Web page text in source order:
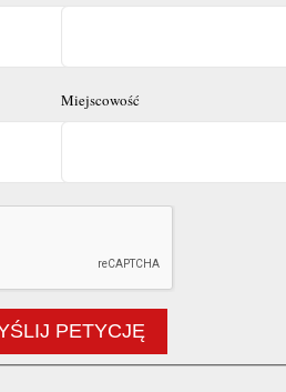
Miejscowość